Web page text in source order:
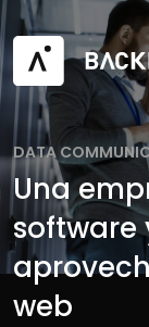
DATA
Una
software
web